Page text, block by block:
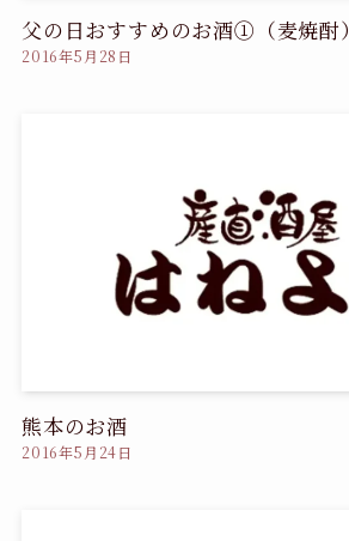
父の日おすすめのお酒①（麦焼酎）
2016年5月28日
熊本のお酒
2016年5月24日